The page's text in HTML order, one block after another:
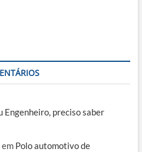
Engenheiro, preciso saber
em Polo automotivo de